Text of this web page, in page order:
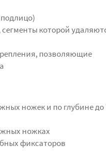
которой
позволяющие
ножек и по глубине до
ножках
фиксаторов